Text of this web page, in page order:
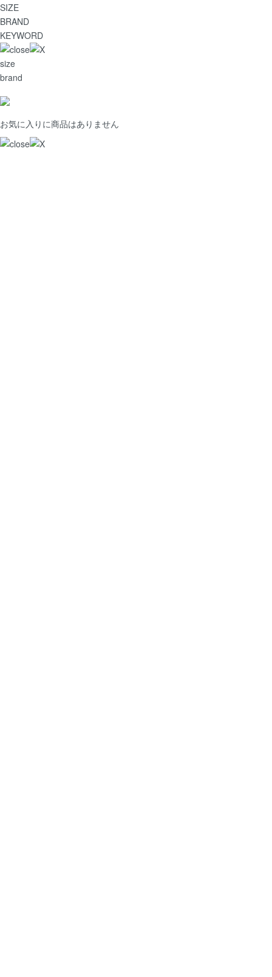
SIZE
BRAND
KEYWORD
size
brand
お気に入りに商品はありません